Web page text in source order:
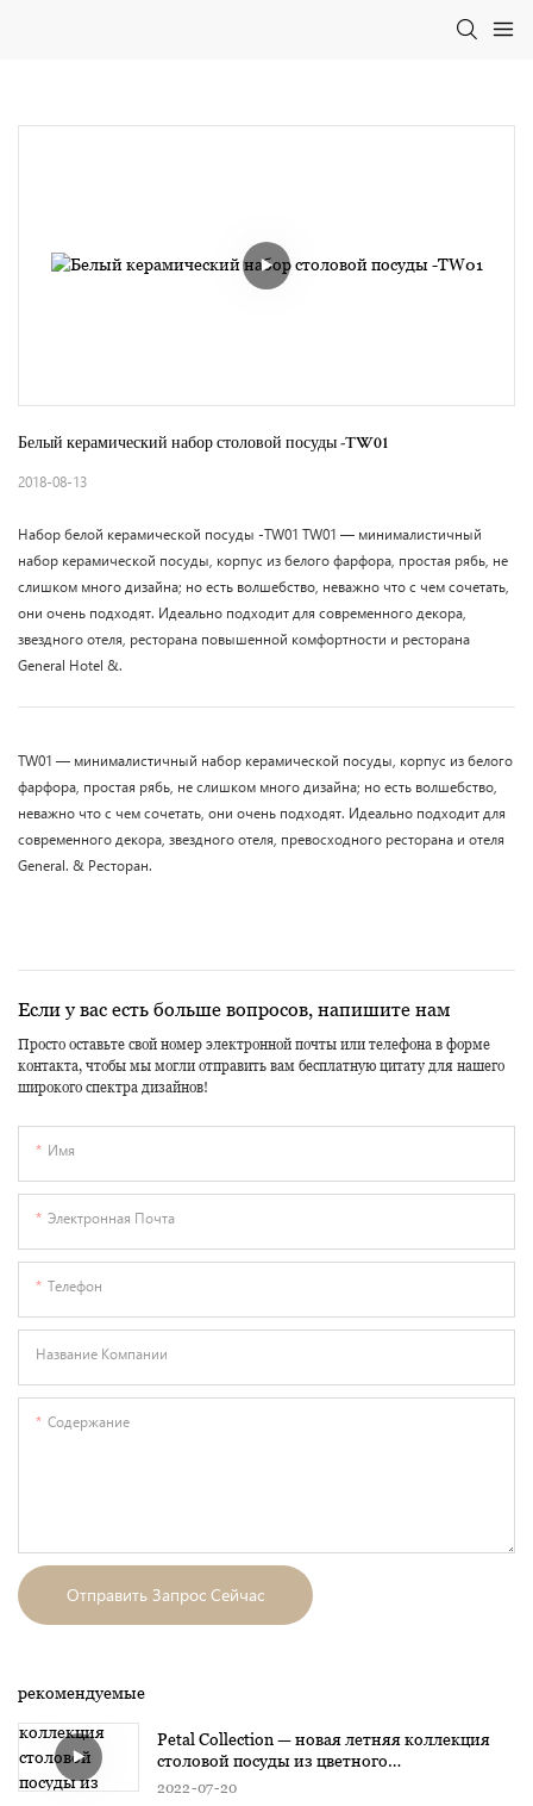
Белый керамический набор столовой посуды -TW01
2018-08-13
Набор белой керамической посуды -TW01 TW01 — минималистичный
набор керамической посуды, корпус из белого фарфора, простая рябь, не
слишком много дизайна; но есть волшебство, неважно что с чем сочетать,
они очень подходят. Идеально подходит для современного декора,
звездного отеля, ресторана повышенной комфортности и ресторана
General Hotel &.
TW01 — минималистичный набор керамической посуды, корпус из белого
фарфора, простая рябь, не слишком много дизайна; но есть волшебство,
неважно что с чем сочетать, они очень подходят. Идеально подходит для
современного декора, звездного отеля, превосходного ресторана и отеля
General. & Ресторан.
Если у вас есть больше вопросов, напишите нам
Просто оставьте свой номер электронной почты или телефона в форме
контакта, чтобы мы могли отправить вам бесплатную цитату для нашего
широкого спектра дизайнов!
Имя
Электронная Почта
Телефон
Название Компании
Содержание
Отправить Запрос Сейчас
рекомендуемые
Petal Collection — новая летняя коллекция
столовой посуды из цветного
глазурованного фарфора
2022 07 20